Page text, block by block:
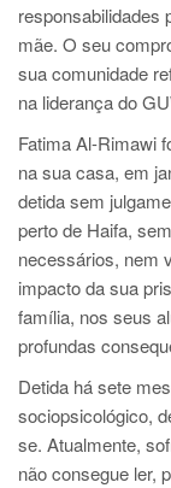
responsabilidades
mãe. O seu
sua comunidade
na liderança do
Fatima Al-Rimawi
na sua casa, em
detida sem
perto de Haifa,
necessários, nem
impacto da sua
família, nos seus
profundas
Detida há sete
sociopsicológico,
se. Atualmente,
não consegue ler,